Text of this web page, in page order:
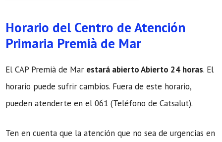
Horario del Centro de Atención
Primaria Premià de Mar
El CAP Premià de Mar estará abierto Abierto 24 horas. El
horario puede sufrir cambios. Fuera de este horario,
pueden atenderte en el 061 (Teléfono de Catsalut).
Ten en cuenta que la atención que no sea de urgencias en